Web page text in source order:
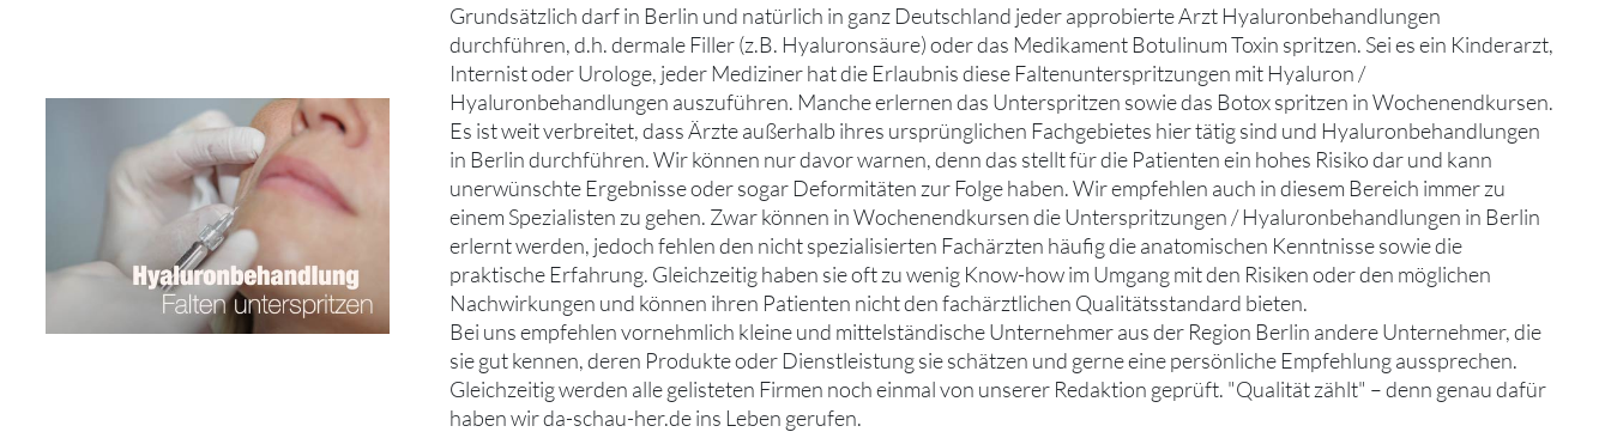
Grundsätzlich darf in Berlin und natürlich in ganz Deutschland jeder approbierte Arzt Hyaluronbehandlungen
durchführen, d.h. dermale Filler (z.B. Hyaluronsäure) oder das Medikament Botulinum Toxin spritzen. Sei es ein Kinderarzt,
Internist oder Urologe, jeder Mediziner hat die Erlaubnis diese Faltenunterspritzungen mit Hyaluron /
Hyaluronbehandlungen auszuführen. Manche erlernen das Unterspritzen sowie das Botox spritzen in Wochenendkursen.
Es ist weit verbreitet, dass Ärzte außerhalb ihres ursprünglichen Fachgebietes hier tätig sind und Hyaluronbehandlungen
in Berlin durchführen. Wir können nur davor warnen, denn das stellt für die Patienten ein hohes Risiko dar und kann
unerwünschte Ergebnisse oder sogar Deformitäten zur Folge haben. Wir empfehlen auch in diesem Bereich immer zu
einem Spezialisten zu gehen. Zwar können in Wochenendkursen die Unterspritzungen / Hyaluronbehandlungen in Berlin
erlernt werden, jedoch fehlen den nicht spezialisierten Fachärzten häufig die anatomischen Kenntnisse sowie die
praktische Erfahrung. Gleichzeitig haben sie oft zu wenig Know-how im Umgang mit den Risiken oder den möglichen
Nachwirkungen und können ihren Patienten nicht den fachärztlichen Qualitätsstandard bieten.
Bei uns empfehlen vornehmlich kleine und mittelständische Unternehmer aus der Region Berlin andere Unternehmer, die
sie gut kennen, deren Produkte oder Dienstleistung sie schätzen und gerne eine persönliche Empfehlung aussprechen.
Gleichzeitig werden alle gelisteten Firmen noch einmal von unserer Redaktion geprüft. "Qualität zählt" – denn genau dafür
haben wir da-schau-her.de ins Leben gerufen.